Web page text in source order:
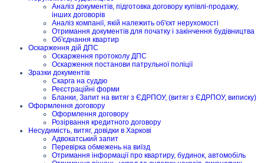
Аналіз документів, підготовка договору купівлі-продажу,
інших договорів
Аналіз компанії, якій належить об'єкт нерухомості
Отримання документів для початку і закінчення будівництва
Об'єднання квартир
Оскарження дій ДПС
Оскарження протоколу ДПС
Оскарження постанови патрульної поліції
Зразки документів
Скарга на суддю
Реєстраційні форми
Бланки, Запит на витяг з ЄДРПОУ, (витяг з ЄДРПОУ, виписку)
Оформлення договору
Оформлення договору
Розірвання кредитного договору
Несудимість, витяг, довідки в Харкові
Адвокатський запит
Перевірка обмежень на виїзд
Отримання інформації про квартиру, будинок, автомобіль